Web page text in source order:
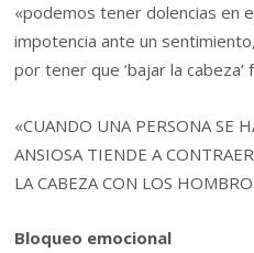
«podemos tener dolencias en
impotencia ante un
por tener que ‘bajar la
«CUANDO UNA PERSONA SE
ANSIOSA TIENDE A
LA CABEZA CON LOS
Bloqueo emocional